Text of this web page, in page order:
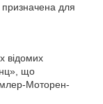
для
відомих
що
Моторен-